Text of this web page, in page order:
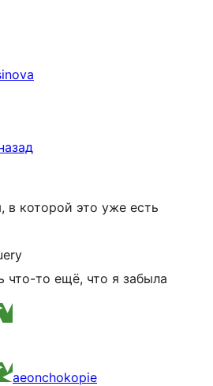
которой это уже есть
что-то ещё, что я забыла
aeonchokopie